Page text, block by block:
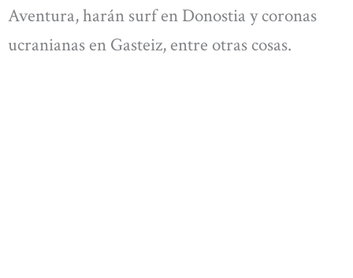
Aventura, harán surf en Donostia y coronas
ucranianas en Gasteiz, entre otras cosas.